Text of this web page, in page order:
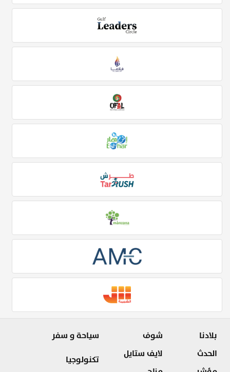
بلادنا
الحدث
شوف
لايف ستايل
سياحة و سفر
تكنولوجيا